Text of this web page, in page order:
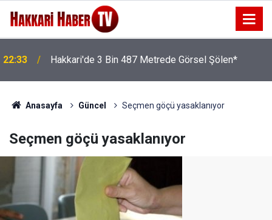
22:33 Hakkari'de 3 Bin 487 Metrede Görsel Şölen*
Anasayfa Güncel Seçmen göçü yasaklanıyor
Seçmen göçü yasaklanıyor